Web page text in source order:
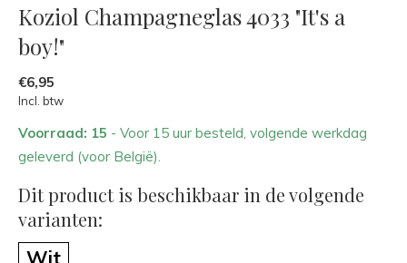
Koziol Champagneglas 4033 "It's a
boy!"
€6,95
Incl. btw
Voorraad: 15 - Voor 15 uur besteld, volgende werkdag
geleverd (voor België).
Dit product is beschikbaar in de volgende
varianten:
Wit